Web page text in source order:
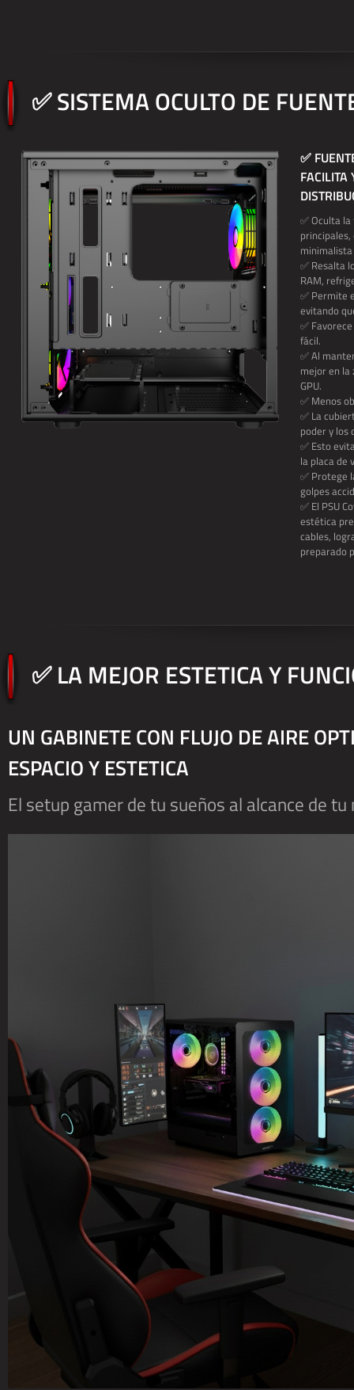
✅ SISTEMA OCULTO DE
✅
FACILITA
✅ Oculta
✅ Resalta
RAM,
✅ Permite
evitando
✅
fácil.
✅ Al
mejor en la
GPU.
✅ Menos
✅ La
poder y los
✅ Esto
la placa de
✅ Protege
golpes
✅ El PSU
estética
cables,
preparado
✅ LA MEJOR ESTETICA Y
UN GABINETE CON FLUJO DE AIRE
ESPACIO Y ESTETICA
El setup gamer de tu sueños al alcance de tu